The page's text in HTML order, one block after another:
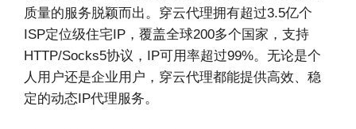
质量的服务脱颖而出。穿云代理拥有超过3.5亿个
ISP定位级住宅IP，覆盖全球200多个国家，支持
HTTP/Socks5协议，IP可用率超过99%。无论是个
人用户还是企业用户，穿云代理都能提供高效、稳
定的动态IP代理服务。